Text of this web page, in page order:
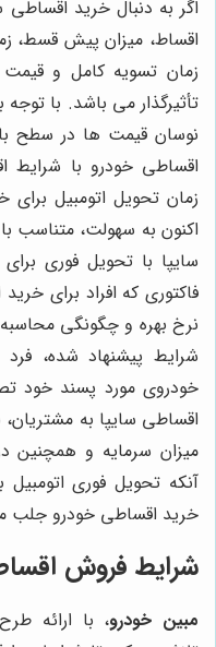
اگر به دنبال خرید
اقساط، میزان پیش قسط،
زمان تسویه کامل و
تأثیرگذار می باشد. با
نوسان قیمت ها در سطح
اقساطی خودرو با
زمان تحویل اتومبیل
اکنون به سهولت، متناسب
سایپا با تحویل فوری
فاکتوری که افراد برای
نرخ بهره و چگونگی
شرایط پیشنهاد شده،
خودروی مورد پسند خود
اقساطی سایپا به
میزان سرمایه و همچنین
آنکه تحویل فوری
خرید اقساطی خودرو جلب
شرایط فروش
مبین خودرو، با ارائه